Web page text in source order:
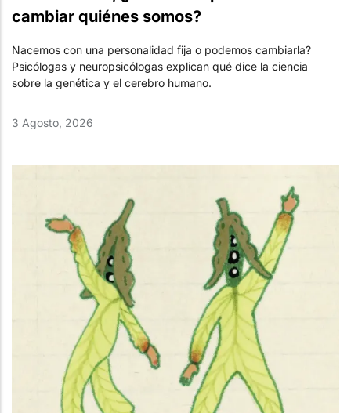
cambiar quiénes somos?
Nacemos con una personalidad fija o podemos cambiarla?
Psicólogas y neuropsicólogas explican qué dice la ciencia
sobre la genética y el cerebro humano.
3 Agosto, 2026